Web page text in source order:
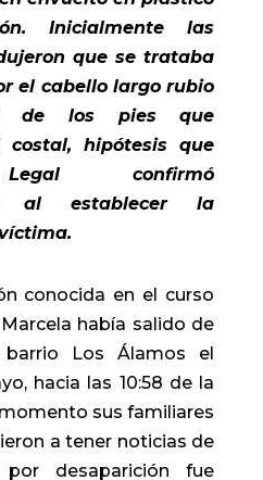
Inicialmente las
que se trataba
el cabello largo rubio
de los pies que
costal, hipótesis que
confirmó
al establecer la
conocida en el curso
había salido de
Los Álamos el
hacia las 10:58 de la
sus familiares
a tener noticias de
desaparición fue